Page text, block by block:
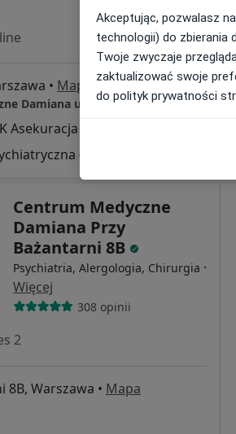
• Mapa
Damiana ul. Kolejowa 1
Asekuracja
Centrum Medyczne
Damiana Przy
Bażantarni 8B
Psychiatria, Alergologia, Chirurgia ·
Więcej
308 opinii
2
8B, Warszawa • Mapa
Akceptując, pozwalasz
technologii) do zbierania
Twoje zwyczaje
zaktualizować swoje
do polityk prywatności